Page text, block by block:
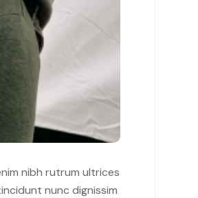
nibh rutrum ultrices
nunc dignissim